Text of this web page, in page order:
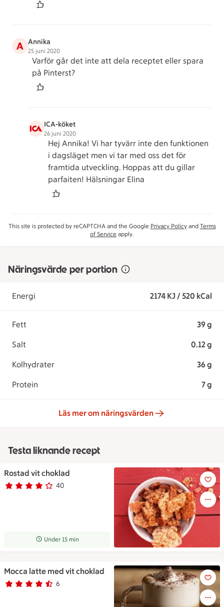
A Annika
25 juni 2020
Varför går det inte att dela receptet eller spara
på Pinterst?
ICA-köket
26 juni 2020
Hej Annika! Vi har tyvärr inte den funktionen
i dagsläget men vi tar med oss det för
framtida utveckling. Hoppas att du gillar
parfaiten! Hälsningar Elina
This site is protected by reCAPTCHA and the Google Privacy Policyand Terms
of Service apply.
Näringsvärde per portion
Energi 2174 KJ / 520 kCal
Fett 39 g
Salt 0.12 g
Kolhydrater 36 g
Protein 7 g
Läs mer om näringsvärden
Testa liknande recept
Rostad vit choklad
Betyg 3.8 av 5. 40
40 personer har röstat
Receptet tar Under 15 min att tillaga
Under 15 min
Rostad vit choklad
Mocca latte med vit choklad
Betyg 4.5 av 5. 6
6 personer har röstat
Mocca latte med vit choklad